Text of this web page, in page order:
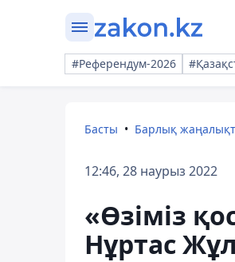
#Референдум-2026
Басты Барлық
12:46, 28 наурыз 2022
«Өзіміз
Нұртас